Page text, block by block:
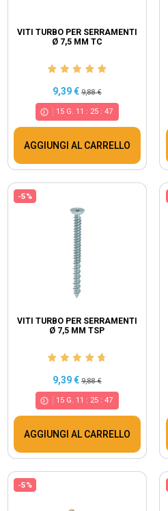
VITI TURBO PER SERRAMENTI
Ø 7,5 MM TC
9,39 € 9,88 €
15 G. 11 : 25 :46
AGGIUNGI AL CARRELLO
-5%
VITI TURBO PER SERRAMENTI
Ø 7,5 MM TSP
9,39 € 9,88 €
15 G. 11 : 25 :46
AGGIUNGI AL CARRELLO
-5%